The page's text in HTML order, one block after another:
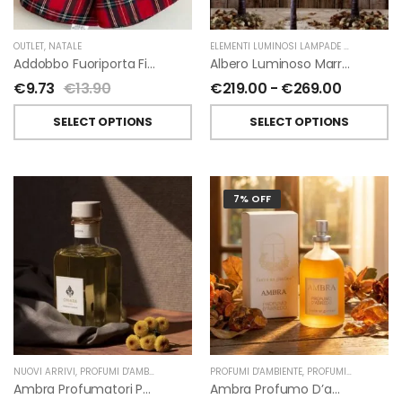
OUTLET, NATALE
Addobbo Fuoriporta Fiocco In Velluto Rosso O In Tartan
€9.73 €13.90
SELECT OPTIONS
ELEMENTI LUMINOSI LAMPADE E LED
Albero Luminoso Marrone Interno-Esterno Di Fiorirà Un Giardino
€219.00 - €269.00
SELECT OPTIONS
NUOVI ARRIVI, PROFUMI D'AMBIENTE PROFUMATORI A BASTONCINI ,CHIARA FIRENZE
Ambra Profumatori Per Ambiente A Bastoncini Di Chiara Firenze
7% OFF
PROFUMI D'AMBIENTE, PROFUMI D'AMBIENTE FIORIRA' UN GIARDINO
Ambra Profumo D’ambiente Di Fiorirà Un Giardino